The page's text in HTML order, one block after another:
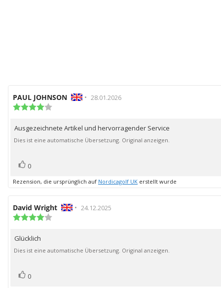
Autor
der
PAUL JOHNSON • Bewertungsdatum:
28.01.2026
5
Sternen
Rezensionstext:
Ausgezeichnete Artikel und hervorragender Service
Dies ist eine automatische Übersetzung. Original anzeigen.
Stimme
0
Rezension, die ursprünglich auf Nordicagolf UK erstellt wurde
Autor
der
David Wright • Bewertungsdatum:
24.12.2025
Sternen
Rezensionstext:
Glücklich
Dies ist eine automatische Übersetzung. Original anzeigen.
Stimme
0